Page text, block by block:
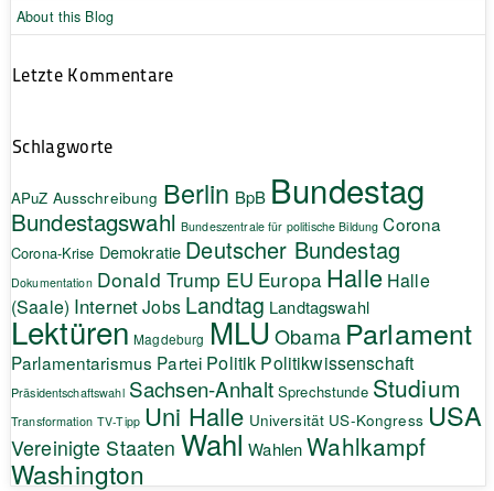
About this Blog
Letzte Kommentare
Schlagworte
APuZ Ausschreibung Berlin BpB Bundestag
Bundestagswahl Bundeszentrale für politische Bildung Corona
Corona-Krise Demokratie Deutscher Bundestag
Dokumentation Donald Trump EU Europa Halle Halle
(Saale) InternetJobs Landtag Landtagswahl
Lektüren Magdeburg MLU Obama Parlament
Parlamentarismus Partei Politik Politikwissenschaft
Präsidentschaftswahl Sachsen-Anhalt Sprechstunde Studium
Transformation TV-Tipp Uni Halle Universität US-Kongress USA
Vereinigte Staaten Wahl Wahlen Wahlkampf
Washington